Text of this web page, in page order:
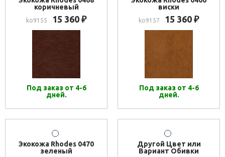
коричневый
ko9155 15 360 ₽
Под заказ от 4-6
дней.
виски
ko9157 15 360 ₽
Под заказ от 4-6
дней.
Экокожа Rhodes 0470
зеленый
Другой Цвет или
Вариант Обивки